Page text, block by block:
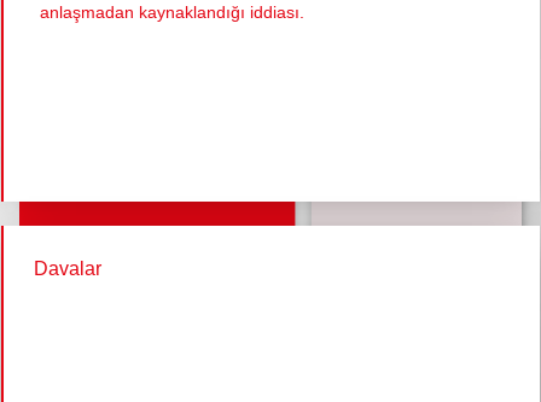
anlaşmadan kaynaklandığı iddiası.
Davalar